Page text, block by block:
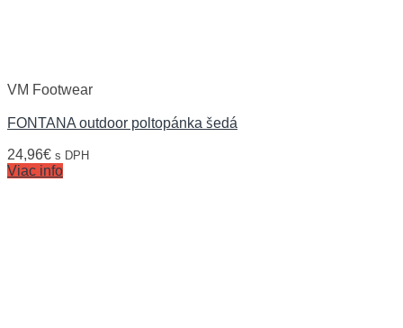
VM Footwear
FONTANA outdoor poltopánka šedá
24,96€ s DPH
Viac info